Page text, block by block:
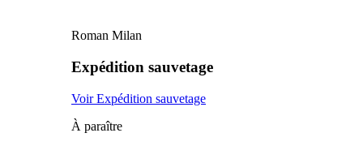
Roman Milan
Expédition sauvetage
Voir Expédition sauvetage
À paraître